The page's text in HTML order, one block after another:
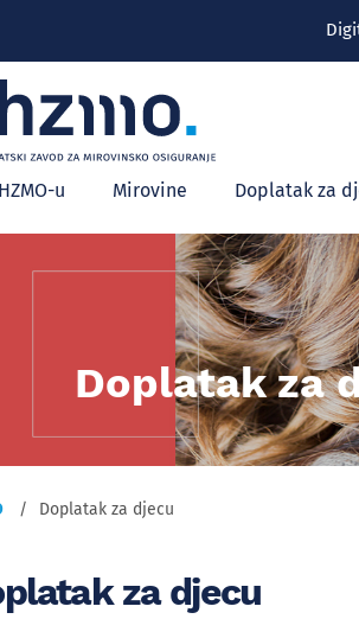
u Mirovine Doplatak za
Doplatak za
Doplatak za djecu
za djecu